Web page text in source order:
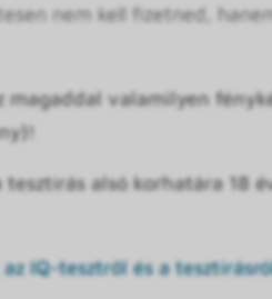
nem kell fizetned,
magaddal valamilyen
alsó korhatára 18
IQ-tesztről és a